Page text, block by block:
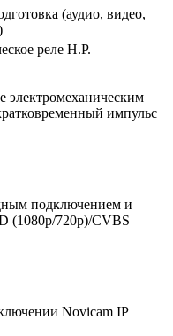
(аудио, видео,
реле Н.Р.
электромеханическим
импульс
подключением и
(1080p/720p)/CVBS
Novicam IP